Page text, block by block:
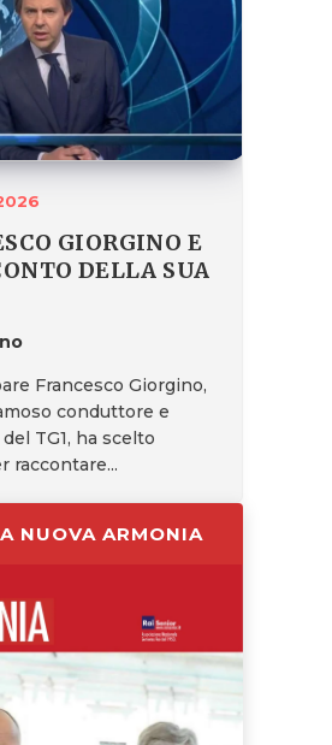
GIORGINO E
DELLA SUA
Francesco Giorgino,
conduttore e
TG1, ha scelto
raccontare...
NUOVA ARMONIA